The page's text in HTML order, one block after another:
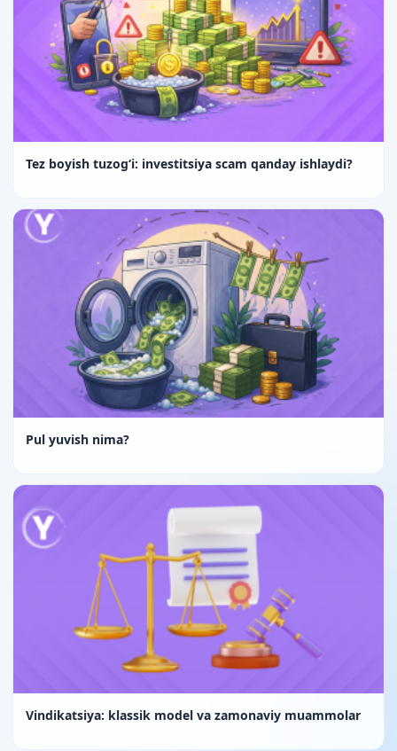
Tez boyish tuzog‘i: investitsiya scam qanday ishlaydi?
Pul yuvish nima?
Vindikatsiya: klassik model va zamonaviy muammolar